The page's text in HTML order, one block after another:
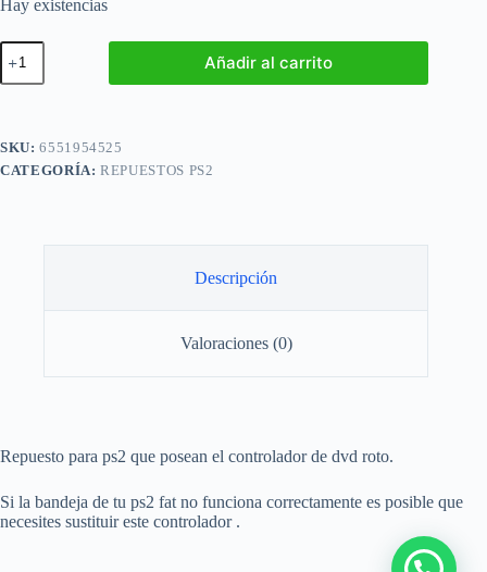
Hay existencias
Controladora
Ic
Ba5815fm
Fat
Añadir al carrito
SKU:6551954525
CATEGORÍA:REPUESTOS PS2
Descripción
Valoraciones (0)
Repuesto para ps2 que posean el controlador de dvd roto.
Si la bandeja de tu ps2 fat no funciona correctamente es posible que
necesites sustituir este controlador .